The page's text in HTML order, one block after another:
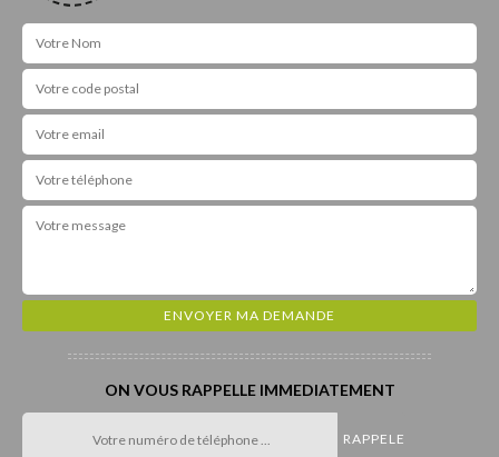
ON VOUS RAPPELLE IMMEDIATEMENT